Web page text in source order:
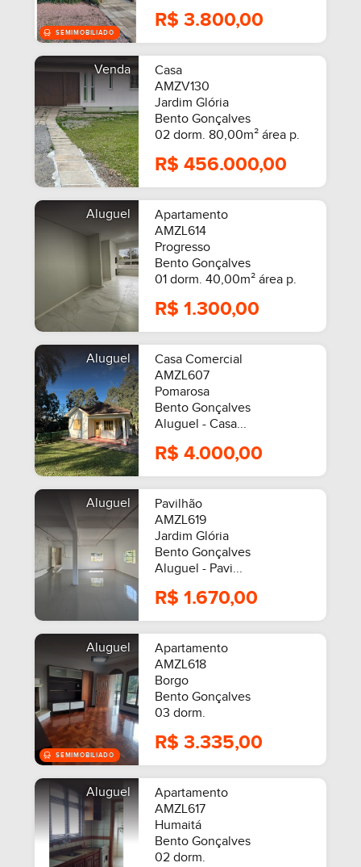
SEMIMOBILIADO
MOBILIADO
SEMIMOBILIADO
R$ 3.800,00
Venda
Casa
AMZV130
Jardim Glória
Bento Gonçalves
02 dorm. 80,00m² área p.
R$ 456.000,00
Aluguel
Apartamento
AMZL614
Progresso
Bento Gonçalves
01 dorm. 40,00m² área p.
R$ 1.300,00
Aluguel
Casa Comercial
AMZL607
Pomarosa
Bento Gonçalves
Aluguel - Casa...
R$ 4.000,00
Aluguel
Pavilhão
AMZL619
Jardim Glória
Bento Gonçalves
Aluguel - Pavi...
R$ 1.670,00
Aluguel
Apartamento
AMZL618
Borgo
Bento Gonçalves
03 dorm.
R$ 3.335,00
Aluguel
Apartamento
AMZL617
Humaitá
Bento Gonçalves
02 dorm.